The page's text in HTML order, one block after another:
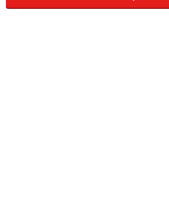
1. 「宇治抹茶ミルクプリン」194円